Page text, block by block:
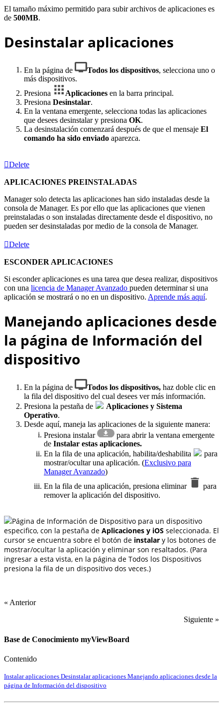
El tamaño máximo permitido para subir archivos de aplicaciones es
de 500MB.
Desinstalar aplicaciones
En la página de Todos los dispositivos, selecciona uno o
más dispositivos.
Presiona
Aplicaciones en la barra principal.
Presiona Desinstalar.
En la ventana emergente, selecciona todas las aplicaciones
que desees desinstalar y presiona OK.
La desinstalación comenzará después de que el mensaje El
comando ha sido enviado aparezca.
Delete
APLICACIONES PREINSTALADAS
Manager solo detecta las aplicaciones han sido instaladas desde la
consola de Manager. Es por ello que las aplicaciones que vienen
preinstaladas o son instaladas directamente desde el dispositivo, no
pueden ser desinstaladas por medio de la consola de Manager.
Delete
ESCONDER APLICACIONES
Si esconder aplicaciones es una tarea que desea realizar, dispositivos
con una licencia de Manager Avanzado pueden determinar si una
aplicación se mostrará o no en un dispositivo. Aprende más aquí.
Manejando aplicaciones desde
la página de Información del
dispositivo
En la página de Todos los dispositivos, haz doble clic en
la fila del dispositivo del cual desees ver más información.
Presiona la pestaña de
Aplicaciones y Sistema
Operativo.
Desde aquí, maneja las aplicaciones de la siguiente manera:
Presiona instalar
para abrir la ventana emergente
de Instalar estas aplicaciones.
En la fila de una aplicación, habilita/deshabilita
para
mostrar/ocultar una aplicación. (Exclusivo para
Manager Avanzado)
En la fila de una aplicación, presiona eliminar
para
remover la aplicación del dispositivo.
Página de Información de Dispositivo para un dispositivo
especifico, con la pestaña de Aplicaciones y iOS seleccionada. El
cursor se encuentra sobre el botón de instalar y los botones de
mostrar/ocultar la aplicación y eliminar son resaltados. (Para
ingresar a esta vista, en la página de Todos los Dispositivos
presiona la fila de un dispositivo dos veces.)
« Anterior
Siguiente »
Base de Conocimiento myViewBoard
Contenido
Instalar aplicaciones Desinstalar aplicaciones Manejando aplicaciones desde la
página de Información del dispositivo